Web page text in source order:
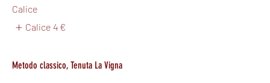
Calice
Calice 4 €
Metodo classico, Tenuta La Vigna